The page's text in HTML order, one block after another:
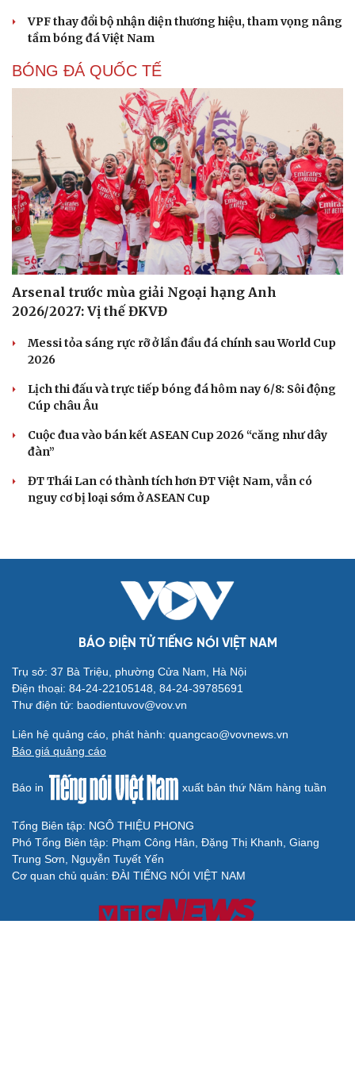
Cải chính
VPF thay đổi bộ nhận diện thương hiệu, tham vọng nâng
tầm bóng đá Việt Nam
BÓNG ĐÁ QUỐC TẾ
Arsenal trước mùa giải Ngoại hạng Anh
2026/2027: Vị thế ĐKVĐ
Messi tỏa sáng rực rỡ ở lần đầu đá chính sau World Cup
2026
Lịch thi đấu và trực tiếp bóng đá hôm nay 6/8: Sôi động
Cúp châu Âu
Cuộc đua vào bán kết ASEAN Cup 2026 “căng như dây
đàn”
ĐT Thái Lan có thành tích hơn ĐT Việt Nam, vẫn có
nguy cơ bị loại sớm ở ASEAN Cup
BÁO ĐIỆN TỬ TIẾNG NÓI VIỆT NAM
Trụ sở: 37 Bà Triệu, phường Cửa Nam, Hà Nội
Điện thoại: 84-24-22105148, 84-24-39785691
Thư điện tử: baodientuvov@vov.vn
Liên hệ quảng cáo, phát hành: quangcao@vovnews.vn
Báo giá quảng cáo
Báo in xuất bản thứ Năm hàng tuần
Tổng Biên tập: NGÔ THIỆU PHONG
Phó Tổng Biên tập: Phạm Công Hân, Đặng Thị Khanh, Giang
Trung Sơn, Nguyễn Tuyết Yến
Cơ quan chủ quản: ĐÀI TIẾNG NÓI VIỆT NAM